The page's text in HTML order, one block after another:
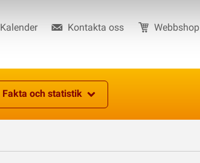
Kalender Kontakta oss Webbshop
Fakta och statistik